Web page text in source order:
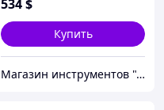
534$
Купить
Магазин инструментов "Домовичок"